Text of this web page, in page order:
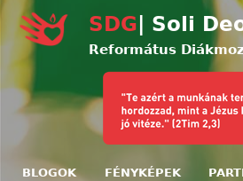
Ugrás a tartalomra
SDG | Soli
Református
BLOGOK FÉNYKÉPEK